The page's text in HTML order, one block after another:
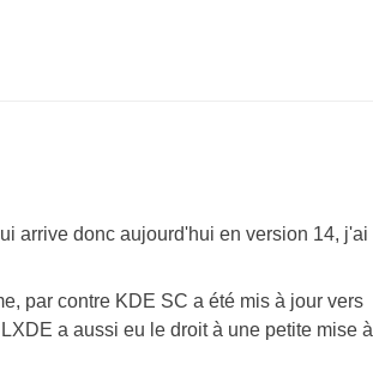
arrive donc aujourd'hui en version 14, j'ai
par contre KDE SC a été mis à jour vers
a aussi eu le droit à une petite mise à